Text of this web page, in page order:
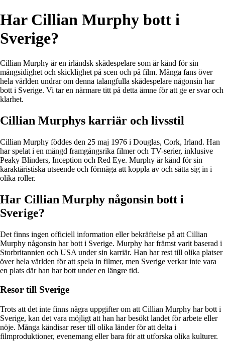
Har Cillian Murphy bott i
Sverige?
Cillian Murphy är en irländsk skådespelare som är känd för sin
mångsidighet och skicklighet på scen och på film. Många fans över
hela världen undrar om denna talangfulla skådespelare någonsin har
bott i Sverige. Vi tar en närmare titt på detta ämne för att ge er svar och
klarhet.
Cillian Murphys karriär och livsstil
Cillian Murphy föddes den 25 maj 1976 i Douglas, Cork, Irland. Han
har spelat i en mängd framgångsrika filmer och TV-serier, inklusive
Peaky Blinders, Inception och Red Eye. Murphy är känd för sin
karaktäristiska utseende och förmåga att koppla av och sätta sig in i
olika roller.
Har Cillian Murphy någonsin bott i
Sverige?
Det finns ingen officiell information eller bekräftelse på att Cillian
Murphy någonsin har bott i Sverige. Murphy har främst varit baserad i
Storbritannien och USA under sin karriär. Han har rest till olika platser
över hela världen för att spela in filmer, men Sverige verkar inte vara
en plats där han har bott under en längre tid.
Resor till Sverige
Trots att det inte finns några uppgifter om att Cillian Murphy har bott i
Sverige, kan det vara möjligt att han har besökt landet för arbete eller
nöje. Många kändisar reser till olika länder för att delta i
filmproduktioner, evenemang eller bara för att utforska olika kulturer.